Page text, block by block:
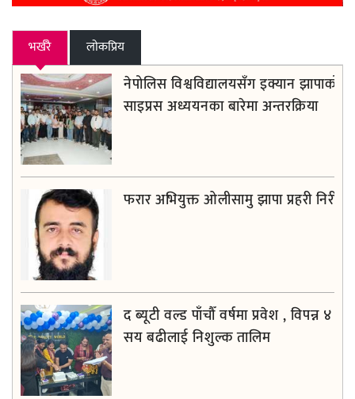
भर्खरै लाेकप्रिय
नेपोलिस विश्वविद्यालयसँग इक्यान झापाको
साइप्रस अध्ययनका बारेमा अन्तरक्रिया
फरार अभियुक्त ओलीसामु झापा प्रहरी निरीह
द ब्यूटी वल्ड पाँचौँ वर्षमा प्रवेश , विपन्न ४
सय बढीलाई निशुल्क तालिम